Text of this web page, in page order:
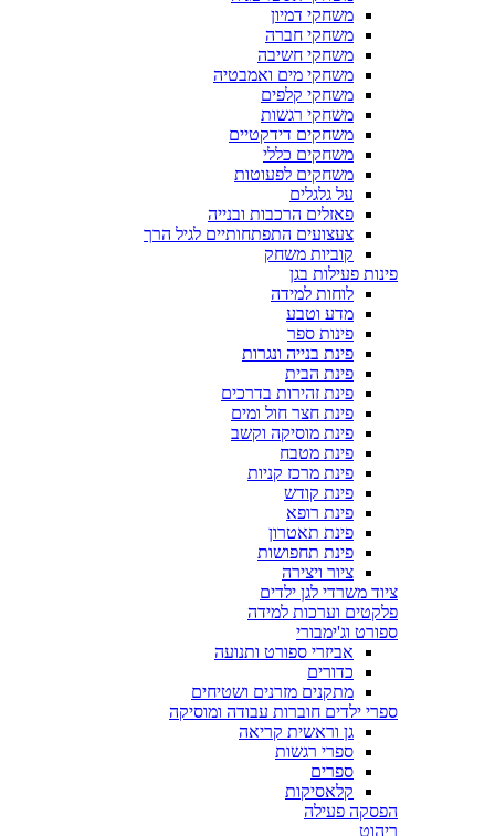
משחקי דמיון
משחקי חברה
משחקי חשיבה
משחקי מים ואמבטיה
משחקי קלפים
משחקי רגשות
משחקים דידקטיים
משחקים כללי
משחקים לפעוטות
על גלגלים
פאזלים הרכבות ובנייה
צעצועים התפתחותיים לגיל הרך
קוביות משחק
פינות פעילות בגן
לוחות למידה
מדע וטבע
פינות ספר
פינת בנייה ונגרות
פינת הבית
פינת זהירות בדרכים
פינת חצר חול ומים
פינת מוסיקה וקשב
פינת מטבח
פינת מרכז קניות
פינת קודש
פינת רופא
פינת תאטרון
פינת תחפושות
ציור ויצירה
ציוד משרדי לגן ילדים
פלקטים וערכות למידה
ספורט וג'ימבורי
אביזרי ספורט ותנועה
כדורים
מתקנים מזרנים ושטיחים
ספרי ילדים חוברות עבודה ומוסיקה
גן וראשית קריאה
ספרי רגשות
ספרים
קלאסיקות
הפסקה פעילה
ריהוט